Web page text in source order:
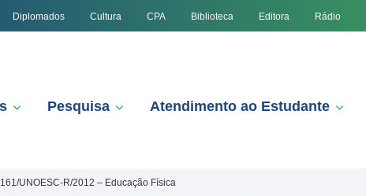
Diplomados Cultura CPA Biblioteca Editora Rádio
Pesquisa Atendimento ao Estudante
161/UNOESC-R/2012 – Educação Física